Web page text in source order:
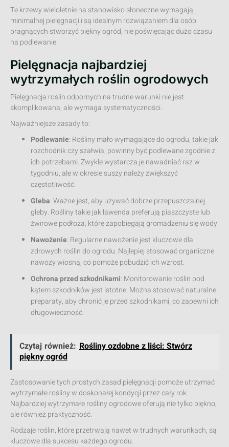
Te krzewy wieloletnie na stanowisko słoneczne wymagają
minimalnej pielęgnacji i są idealnym rozwiązaniem dla osób
pragnących stworzyć piękny ogród, nie poświęcając dużo czasu
na podlewanie.
Pielęgnacja najbardziej
wytrzymałych roślin ogrodowych
Pielęgnacja roślin odpornych na trudne warunki nie jest
skomplikowana, ale wymaga systematyczności.
Najważniejsze zasady to:
Podlewanie: Rośliny mało wymagające do ogrodu, takie jak
rozchodnik czy szałwia, powinny być podlewane zgodnie z
ich potrzebami. Zwykle wystarcza je nawadniać raz w
tygodniu, ale w okresie suszy należy zwiększyć
częstotliwość.
Gleba: Ważne jest, aby używać dobrze przepuszczalnej
gleby. Rośliny takie jak lawenda preferują piaszczyste lub
żwirowe podłoża, które zapobiegają gromadzeniu się wody.
Nawożenie: Regularne nawożenie jest kluczowe dla
zdrowych roślin do ogrodu. Najlepiej stosować organiczne
nawozy wiosną, co pomoże pobudzić ich wzrost.
Ochrona przed szkodnikami: Monitorowanie roślin pod
kątem szkodników jest istotne. Można stosować naturalne
preparaty, aby chronić je przed szkodnikami, co zapewni ich
długowieczność.
Czytaj również: Rośliny ozdobne z liści: Stwórz
piękny ogród
Zastosowanie tych prostych zasad pielęgnacji pomoże utrzymać
wytrzymałe rośliny w doskonałej kondycji przez cały rok.
Najbardziej wytrzymałe rośliny ogrodowe oferują nie tylko piękno,
ale również praktyczność.
Rodzaje roślin, które przetrwają nawet w trudnych warunkach, są
kluczowe dla sukcesu każdego ogrodu.